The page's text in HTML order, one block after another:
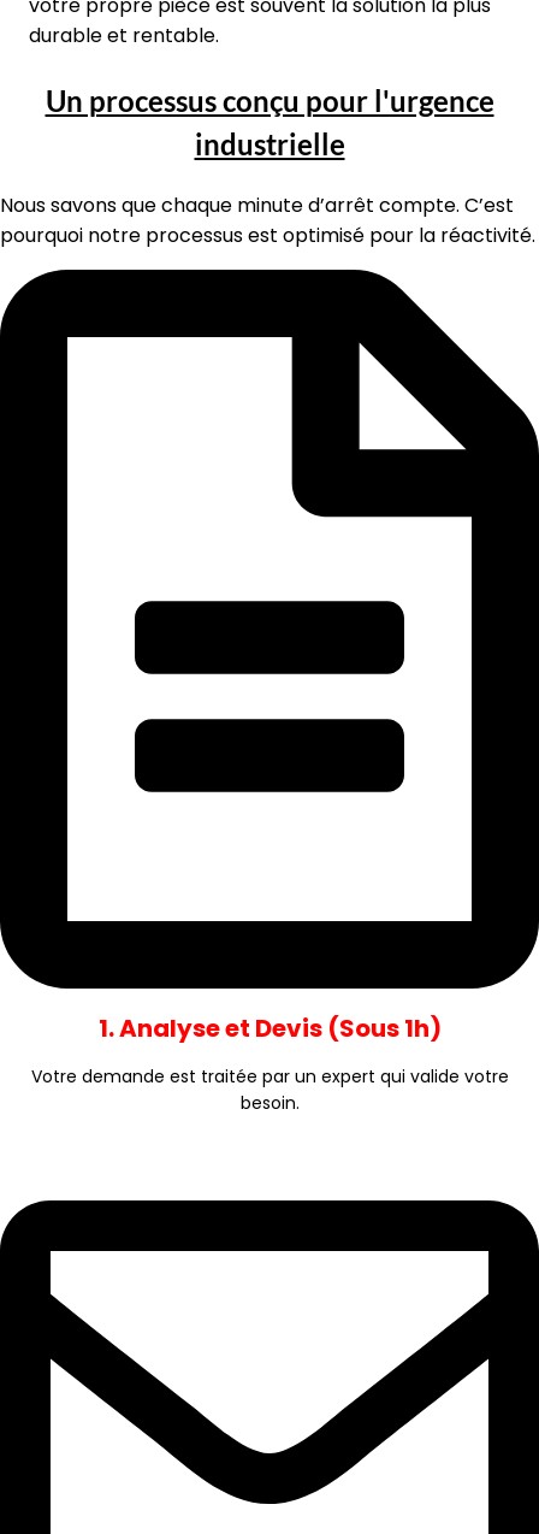
durable et rentable.
Un processus conçu pour l'urgence
industrielle
Nous savons que chaque minute d’arrêt compte. C’est
pourquoi notre processus est optimisé pour la réactivité.
1. Analyse et Devis (Sous 1h)
Votre demande est traitée par un expert qui valide votre
besoin.